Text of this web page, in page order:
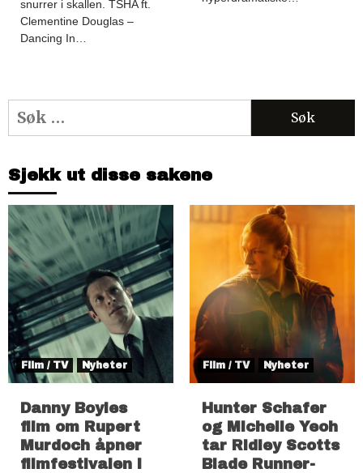
snurrer i skallen. TSHA ft.
Clementine Douglas –
Dancing In…
Søk
etter:
Sjekk ut disse sakene
Film / TV Nyheter
Danny Boyles
film om Rupert
Murdoch åpner
filmfestivalen i
Film / TV Nyheter
Hunter Schafer
og Michelle Yeoh
tar Ridley Scotts
Blade Runner-